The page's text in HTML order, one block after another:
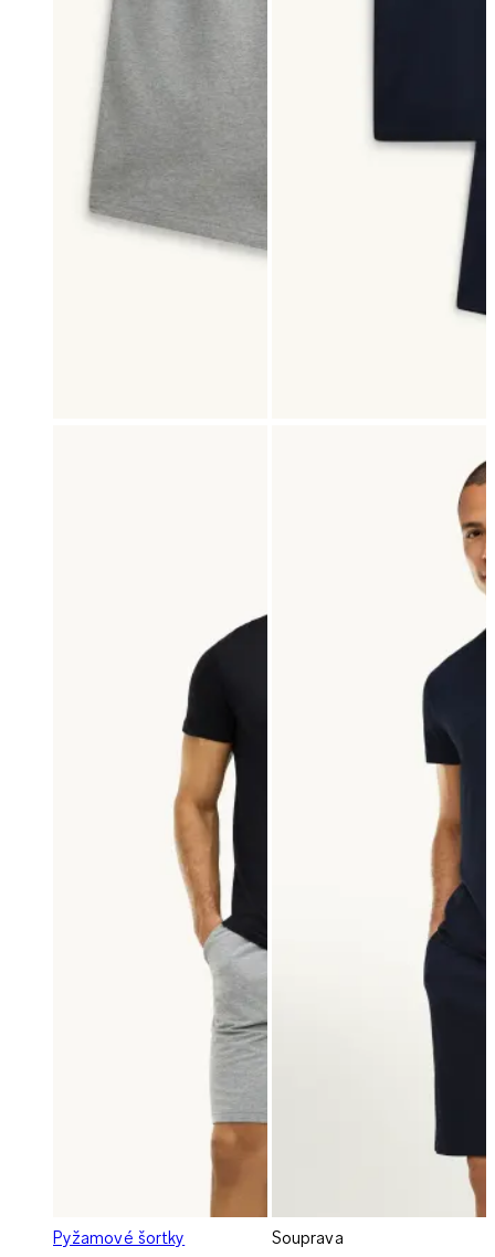
Pyžamové šortky
Souprava